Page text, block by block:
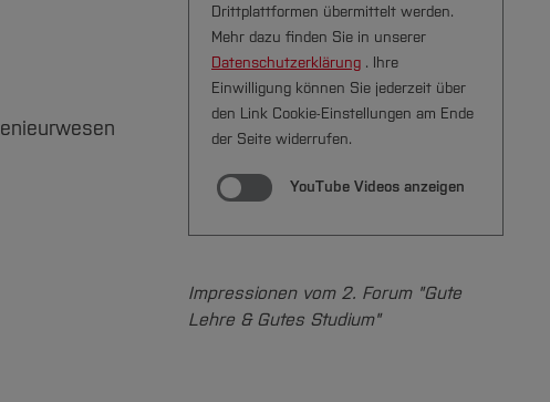
Drittplattformen übermittelt werden.
Mehr dazu finden Sie in unserer
Datenschutzerklärung . Ihre
Einwilligung können Sie jederzeit über
den Link Cookie-Einstellungen am Ende
der Seite widerrufen.
YouTube Videos anzeigen
Impressionen vom 2. Forum "Gute
Lehre & Gutes Studium"